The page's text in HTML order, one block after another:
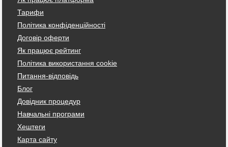
Тарифи
Політика конфіденційності
Договір оферти
Як працює рейтинг
Політика використання cookie
Питання-відповідь
Блог
Довідник процедур
Навчальні програми
Хештеги
Карта сайту